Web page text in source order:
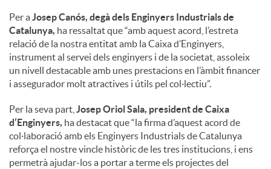
s
Per aJosep Canós, degà dels Enginyers Industrials de
Catalunya, ha ressaltat que “amb aquest acord, l’estreta
relació de la nostra entitat amb la Caixa d’Enginyers,
instrument al servei dels enginyers i de la societat, assoleix
un nivell destacable amb unes prestacions en l’àmbit financer
i assegurador molt atractives i útils pel col·lectiu”.
Per la seva part, Josep Oriol Sala, president de Caixa
d’Enginyers, ha destacat que “la firma d’aquest acord de
col·laboració amb els Enginyers Industrials de Catalunya
reforça el nostre vincle històric de les tres institucions, i ens
permetrà ajudar-los a portar a terme els projectes del